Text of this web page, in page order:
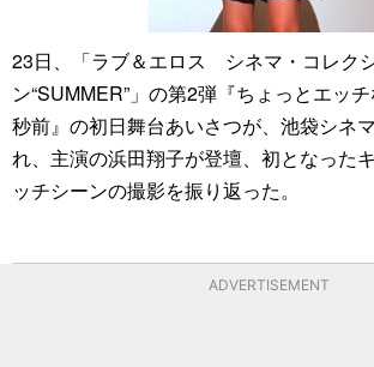
23日、「ラブ＆エロス シネマ・コレク
ン“SUMMER”」の第2弾『ちょっとエッ
秒前』の初日舞台あいさつが、池袋シネ
れ、主演の浜田翔子が登壇、初となった
ッチシーンの撮影を振り返った。
ADVERTISEMENT